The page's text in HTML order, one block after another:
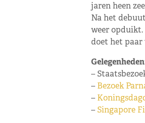
jaren heen
Na het
weer
doet het paar
–
– Bezoek
–
– Singapore